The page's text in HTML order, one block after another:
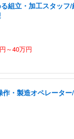
組立・加工スタッフ
～40万円
作・製造オペレータ